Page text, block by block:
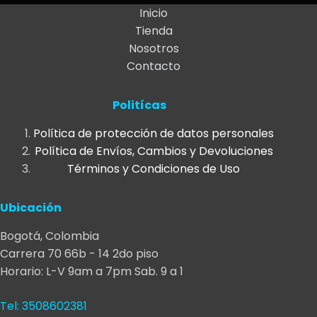
Inicio
Tienda
Nosotros
Contacto
Politícas
Política de protección de datos personales
Política de Envíos, Cambios y Devoluciones
Términos y Condiciones de Uso
Ubicación
Bogotá, Colombia
Carrera 70 66b - 14 2do piso
Horario: L-V 9am a 7pm Sab. 9 a 1
Tel: 3508602381